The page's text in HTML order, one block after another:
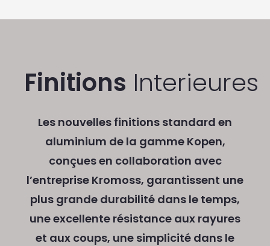
Finitions Interieures
Les nouvelles finitions standard en
aluminium de la gamme Kopen,
conçues en collaboration avec
l’entreprise Kromoss, garantissent une
plus grande durabilité dans le temps,
une excellente résistance aux rayures
et aux coups, une simplicité dans le